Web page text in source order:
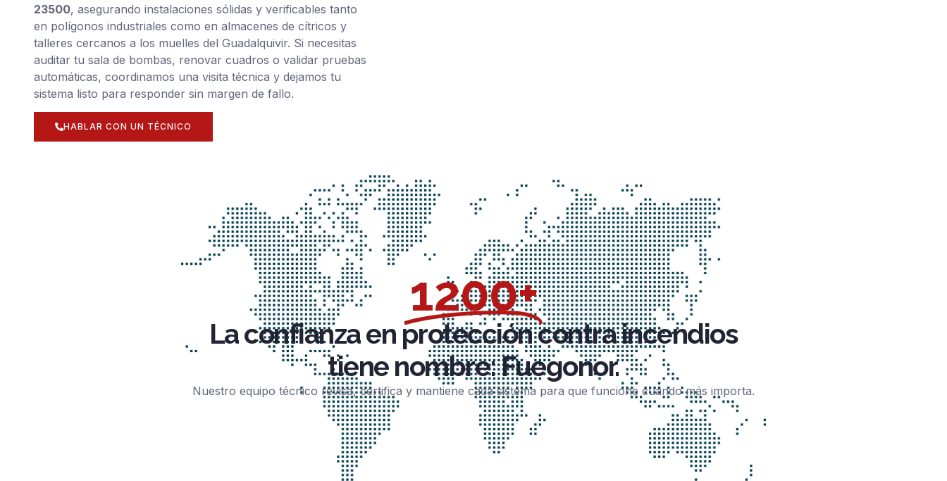
23500, asegurando instalaciones sólidas y verificables tanto
en polígonos industriales como en almacenes de cítricos y
talleres cercanos a los muelles del Guadalquivir. Si necesitas
auditar tu sala de bombas, renovar cuadros o validar pruebas
automáticas, coordinamos una visita técnica y dejamos tu
sistema listo para responder sin margen de fallo.
HABLAR CON UN TÉCNICO
1200+
La confianza en protección contra incendios
tiene nombre: Fuegonor.
Nuestro equipo técnico revisa, certifica y mantiene cada sistema para que funcione cuando más importa.